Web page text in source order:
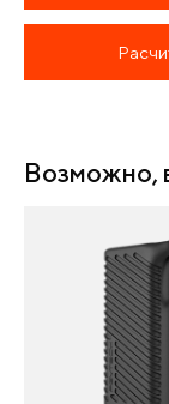
Возможно,